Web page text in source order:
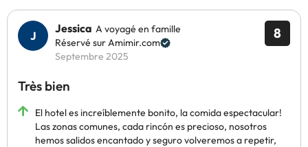
8
Jessica A voyagé en famille
Réservé sur Amimir.com
Septembre 2025
Très bien
El hotel es increíblemente bonito, la comida espectacular!
Las zonas comunes, cada rincón es precioso, nosotros
hemos salidos encantado y seguro volveremos a repetir,